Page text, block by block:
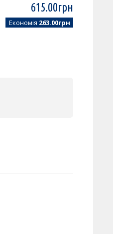
615.00грн
Економія 263.00грн